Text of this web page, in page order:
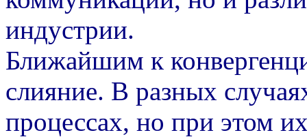
индустрии.
Ближайшим к
слияние. В разных
процессах, но при этом